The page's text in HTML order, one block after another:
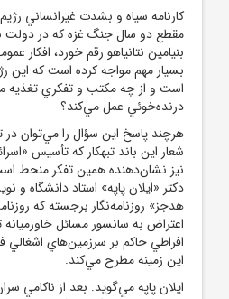
کارنامه سياه و بشدت غيرانساني
مقطع دو سال جنگ غزه که در دولت
بنيامين نتانياهو رقم خورد، افکار
بسيار مهم مواجه کرده است که اين
است و از چه مکتب و تفکري تغذيه
درنده‌خوئي عمل مي‌کند؟
هرچند پاسخ اين سؤال را مي‌توان
شعار اين باند تبهکار که تأسيس
نيز نشان‌دهنده همين تفکر منحط
دکتر «ايلان پاپه» استاد دانشگاه و
هدجز» روزنامه‌نگار برجسته که
اعتراض به سانسور مسائل خاورميانه
افراطي حاکم بر سرزمين‌هاي اشغالي
اين زمينه مطرح مي‌کند.
ايلان پاپه مي‌گويد: بعد از ناکامي